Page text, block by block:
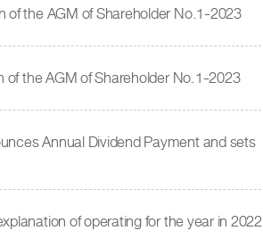
of the AGM of Shareholder No.1-2023
of the AGM of Shareholder No.1-2023
Annual Dividend Payment and sets
of operating for the year in 2022